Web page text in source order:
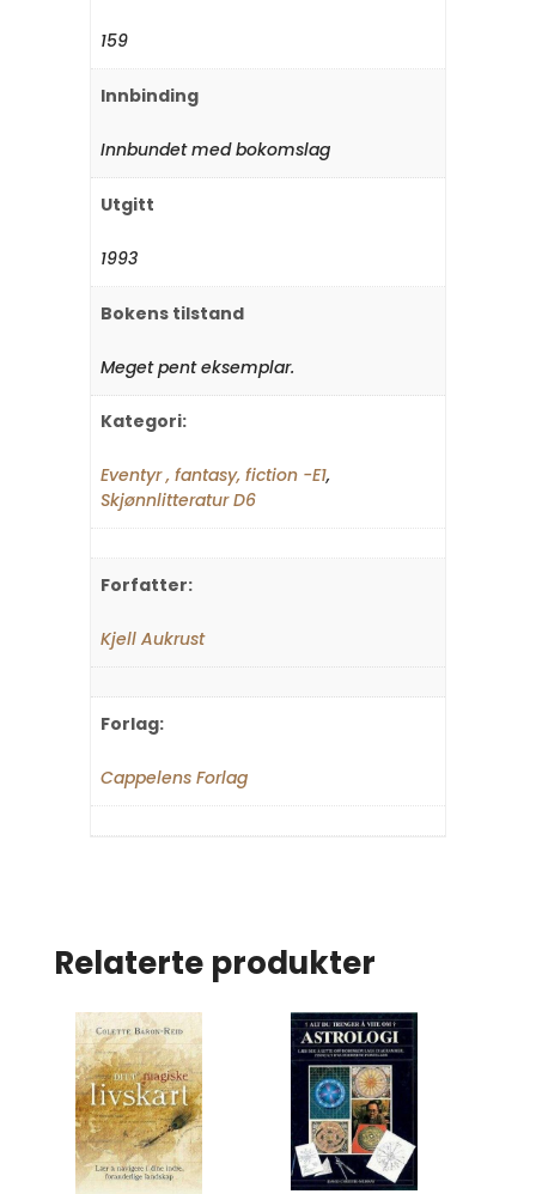
159
Innbinding
Innbundet med bokomslag
Utgitt
1993
Bokens tilstand
Meget pent eksemplar.
Kategori:
Eventyr , fantasy, fiction -E1,
Skjønnlitteratur D6
Forfatter:
Kjell Aukrust
Forlag:
Cappelens Forlag
Relaterte produkter